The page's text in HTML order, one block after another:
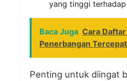
yang tinggi
Baca Juga Cara
Penerbangan Tercepat
Penting untuk diingat